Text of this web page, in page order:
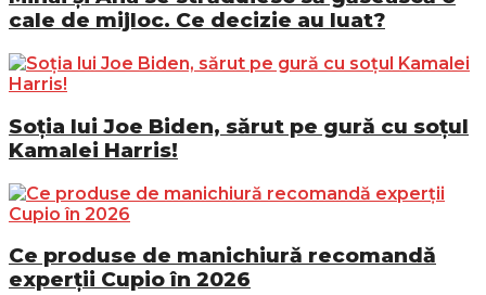
cale de mijloc. Ce decizie au luat?
Soția lui Joe Biden, sărut pe gură cu soțul
Kamalei Harris!
Ce produse de manichiură recomandă
experții Cupio în 2026